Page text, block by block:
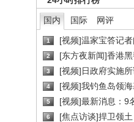
国内 国际 网评
1 [视频]温家宝答记
2 [东方夜新闻]香港黑
3 [视频]日政府实施所
4 [视频]我钓鱼岛领海
5 [视频]最新消息：9
6 [焦点访谈]捍卫领土